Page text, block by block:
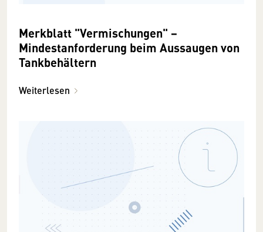
Merkblatt "Vermischungen" −
Mindestanforderung beim Aussaugen von
Tankbehältern
Weiterlesen